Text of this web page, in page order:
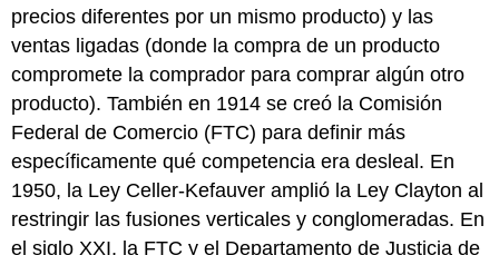
precios diferentes por un mismo producto) y las
ventas ligadas (donde la compra de un producto
compromete la comprador para comprar algún otro
producto). También en 1914 se creó la Comisión
Federal de Comercio (FTC) para definir más
específicamente qué competencia era desleal. En
1950, la Ley Celler-Kefauver amplió la Ley Clayton al
restringir las fusiones verticales y conglomeradas. En
el siglo XXI, la FTC y el Departamento de Justicia de